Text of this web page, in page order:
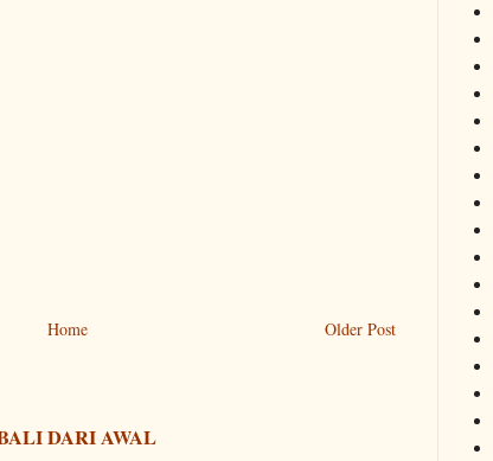
Older Post
Home
DARI AWAL